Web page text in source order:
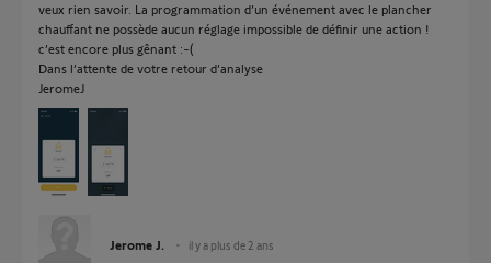
veux rien savoir. La programmation d’un événement avec le plancher
chauffant ne possède aucun réglage impossible de définir une action !
c’est encore plus gênant :-(
Dans l’attente de votre retour d’analyse
JeromeJ
Jerome J. il y a plus de 2 ans